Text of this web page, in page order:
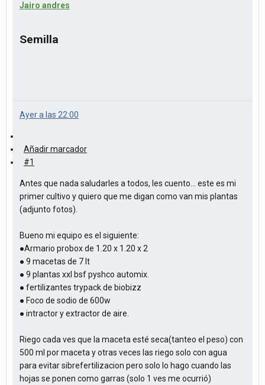
Jairo andres
Semilla
Ayer a las 22:00
Añadir marcador
#1
Antes que nada saludarles a todos, les cuento... este es mi
primer cultivo y quiero que me digan como van mis plantas
(adjunto fotos).
Bueno mi equipo es el siguiente:
●Armario probox de 1.20 x 1.20 x 2
● 9 macetas de 7 lt
● 9 plantas xxl bsf pyshco automix.
● fertilizantes trypack de biobizz
● Foco de sodio de 600w
● intractor y extractor de aire.
Riego cada ves que la maceta esté seca(tanteo el peso) con
500 ml por maceta y otras veces las riego solo con agua
para evitar sibrefertilizacion pero solo lo hago cuando las
hojas se ponen como garras (solo 1 ves me ocurrió)